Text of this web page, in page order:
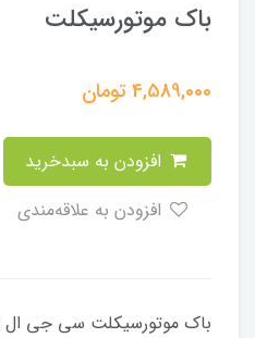
باک موتورسیکلت
4,589,000تومان
باک موتورسیکلت سی جی ال